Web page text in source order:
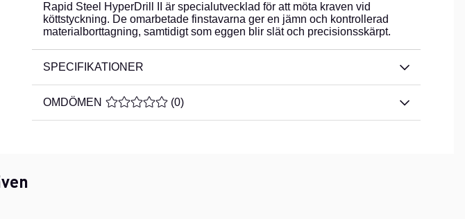
Rapid Steel HyperDrill II är specialutvecklad för att möta kraven vid
köttstyckning. De omarbetade finstavar­na ger en jämn och kontrollerad
materialborttagning, samtidigt som eggen blir slät och precisionsskärpt.
SPECIFIKATIONER
OMDÖMEN MEDELBETYG 0 AV 5 ANTAL BETYG 0
(0)